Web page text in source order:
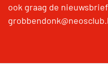
ook graag de